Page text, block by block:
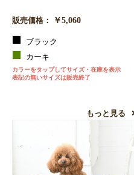
販売価格： ￥5,060
ブラック
カーキ
カラーをタップしてサイズ・在庫を表示
表記の無いサイズは販売終了
もっと見る